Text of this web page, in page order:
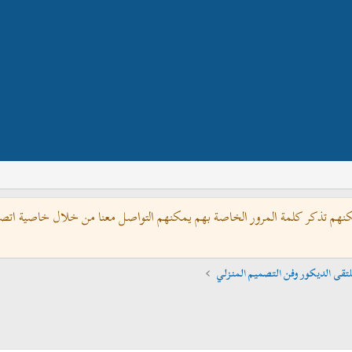
تذكر كلمة المرور الخاصة بهم يمكنهم التواصل معنا من خلال خاصية
الديكور وفن التصميم المنزلي